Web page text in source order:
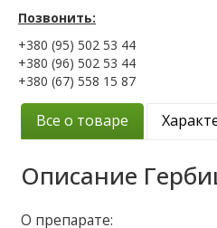
Позвонить:
+380 (95) 502 53 44
+380 (96) 502 53 44
+380 (67) 558 15 87
Все о товаре
Описание
О препарате: